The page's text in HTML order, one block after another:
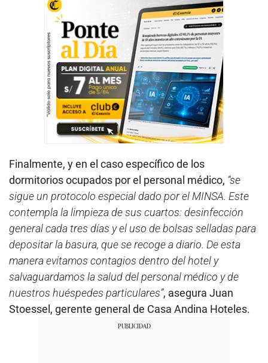
Finalmente, y en el caso específico de los
dormitorios ocupados por el personal médico, “se
sigue un protocolo especial dado por el MINSA. Este
contempla la limpieza de sus cuartos: desinfección
general cada tres días y el uso de bolsas selladas para
depositar la basura, que se recoge a diario. De esta
manera evitamos contagios dentro del hotel y
salvaguardamos la salud del personal médico y de
nuestros huéspedes particulares”, asegura Juan
Stoessel, gerente general de Casa Andina Hoteles.